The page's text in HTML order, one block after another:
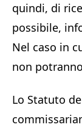
quindi, di
possibile,
Nel caso in
non
Lo Statuto